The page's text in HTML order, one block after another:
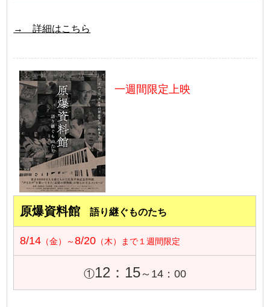
→ 詳細はこちら
一週間限定上映
原爆資料館 語り継ぐものたち
8/14 （金）～8/20 （木）まで１週間限定
①12：15～14：00